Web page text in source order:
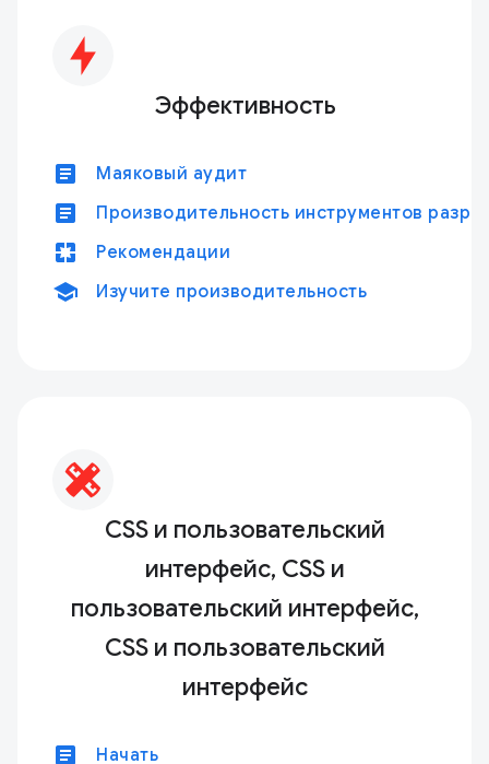
Эффективность
article Маяковый аудит
article Производительность инструментов
pages Рекомендации
school Изучите производительность
CSS и пользовательский
интерфейс, CSS и
пользовательский интерфейс,
CSS и пользовательский
интерфейс
article Начать